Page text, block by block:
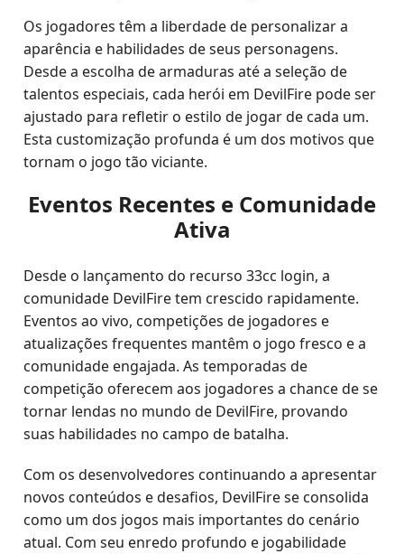
Os jogadores têm a liberdade de personalizar a
aparência e habilidades de seus personagens.
Desde a escolha de armaduras até a seleção de
talentos especiais, cada herói em DevilFire pode ser
ajustado para refletir o estilo de jogar de cada um.
Esta customização profunda é um dos motivos que
tornam o jogo tão viciante.
Eventos Recentes e Comunidade
Ativa
Desde o lançamento do recurso 33cc login, a
comunidade DevilFire tem crescido rapidamente.
Eventos ao vivo, competições de jogadores e
atualizações frequentes mantêm o jogo fresco e a
comunidade engajada. As temporadas de
competição oferecem aos jogadores a chance de se
tornar lendas no mundo de DevilFire, provando
suas habilidades no campo de batalha.
Com os desenvolvedores continuando a apresentar
novos conteúdos e desafios, DevilFire se consolida
como um dos jogos mais importantes do cenário
atual. Com seu enredo profundo e jogabilidade